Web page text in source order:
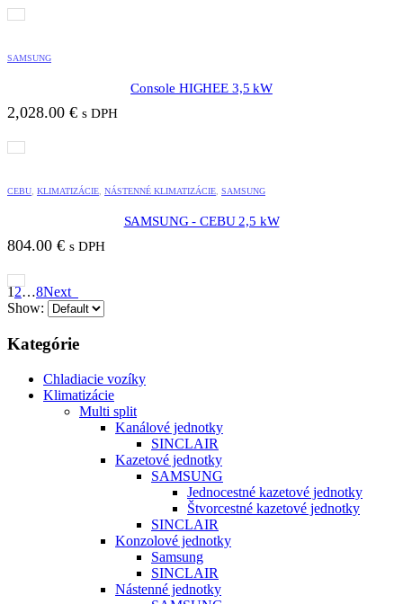
SAMSUNG
Console HIGHEE 3,5 kW
2,028.00 € s DPH
CEBU, KLIMATIZÁCIE, NÁSTENNÉ KLIMATIZÁCIE, SAMSUNG
SAMSUNG - CEBU 2,5 kW
804.00 € s DPH
12…8Next
Show:
Kategórie
Chladiacie vozíky
Klimatizácie
Multi split
Kanálové jednotky
SINCLAIR
Kazetové jednotky
SAMSUNG
Jednocestné kazetové jednotky
Štvorcestné kazetové jednotky
SINCLAIR
Konzolové jednotky
Samsung
SINCLAIR
Nástenné jednotky